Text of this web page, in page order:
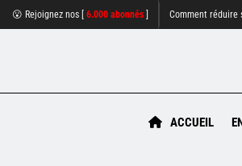
😮 Rejoignez nos [ 6.000 abonnés Comment réduire
ACCUEIL